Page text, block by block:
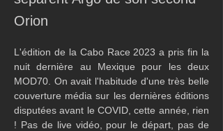
Orion
L'édition de la Cabo Race 2023 a pris fin la
nuit dernière au Mexique pour les deux
MOD70. On avait l'habitude d'une très belle
couverture média sur les dernières éditions
disputées avant le COVID, cette année, rien
! Pas de live vidéo, pour le départ, pas de